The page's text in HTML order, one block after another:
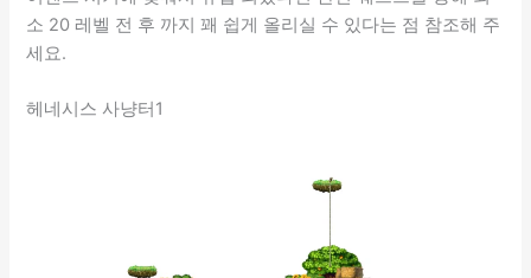
소 20 레벨 전 후 까지 꽤 쉽게 올리실 수 있다는 점 참조해 주
세요.
헤네시스 사냥터1